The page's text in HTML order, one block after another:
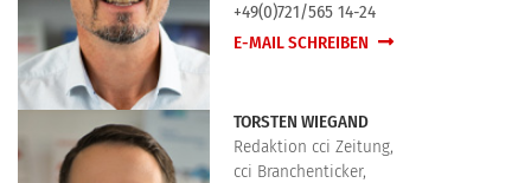
+49(0)721/565 14-24
E-MAIL SCHREIBEN
TORSTEN WIEGAND
Redaktion cci Zeitung,
cci Branchenticker,